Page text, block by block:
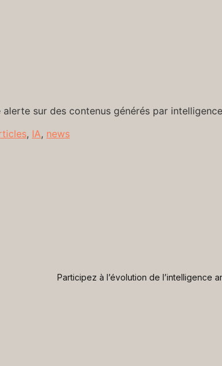
alerte sur des contenus générés par
, IA, news
Participez à l’évolution de l’intelligence